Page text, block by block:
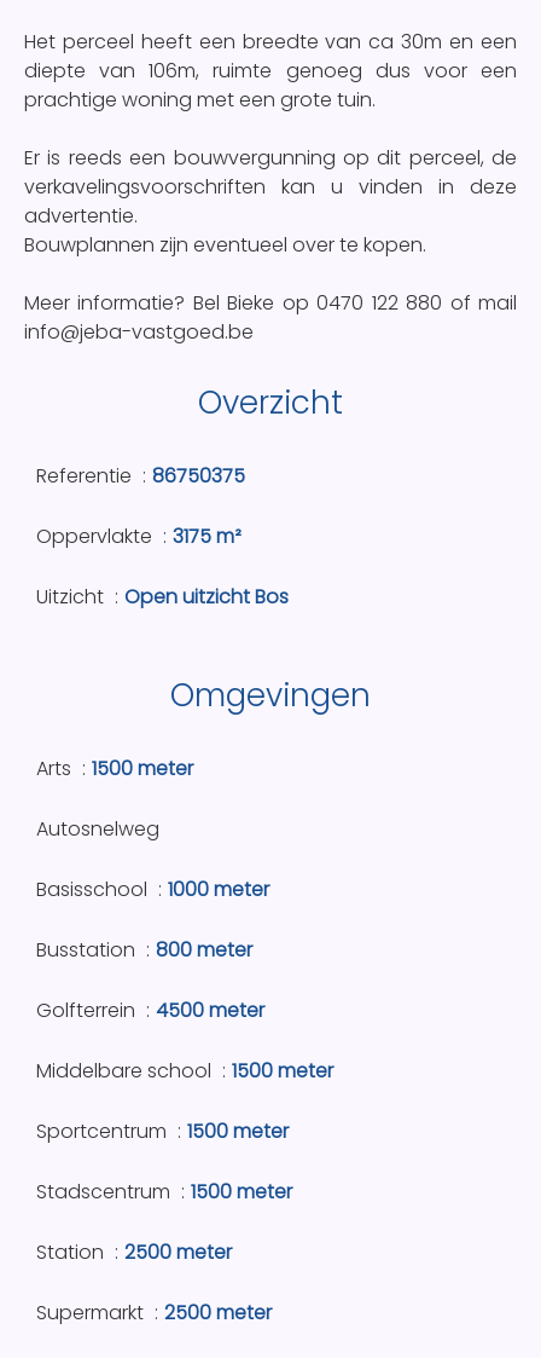
Het perceel heeft een breedte van ca 30m en een
diepte van 106m, ruimte genoeg dus voor een
prachtige woning met een grote tuin.
Er is reeds een bouwvergunning op dit perceel, de
verkavelingsvoorschriften kan u vinden in deze
advertentie.
Bouwplannen zijn eventueel over te kopen.
Meer informatie? Bel Bieke op 0470 122 880 of mail
info@jeba-vastgoed.be
Overzicht
Referentie 86750375
Oppervlakte 3175 m²
Uitzicht Open uitzicht Bos
Omgevingen
Arts 1500 meter
Autosnelweg
Basisschool 1000 meter
Busstation 800 meter
Golfterrein 4500 meter
Middelbare school 1500 meter
Sportcentrum 1500 meter
Stadscentrum 1500 meter
Station 2500 meter
Supermarkt 2500 meter